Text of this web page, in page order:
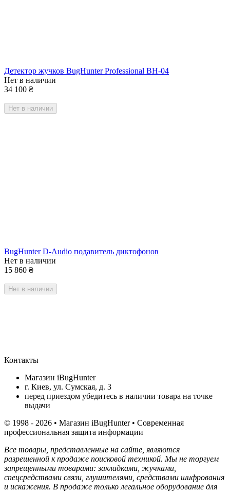
Детектор жучков BugHunter Professional BH-04
Нет в наличии
34 100 ₴
Нет в наличии
BugHunter D-Audio подавитель диктофонов
Нет в наличии
15 860 ₴
Нет в наличии
Контакты
Магазин iBugHunter
г. Киев, ул. Сумская, д. 3
перед приездом убедитесь в наличии товара на точке
выдачи
© 1998 - 2026 • Магазин iBugHunter • Современная
профессиональная защита информации
Все товары, представленные на сайте, являются
разрешенной к продаже поисковой техникой. Мы не торгуем
запрещенными товарами: закладками, жучками,
спецсредствами связи, глушителями, средствами шифрования
и искажения. В продаже только легальное оборудование для